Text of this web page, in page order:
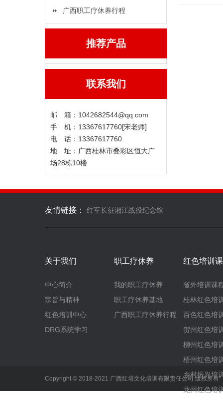
广西职工疗休养行程
推荐产品
联系我们
邮 箱：1042682544@qq.com
手 机：13367617760[宋老师]
电 话：13367617760
地 址：广西桂林市叠彩区恒大广
场28栋10楼
友情链接： 红军长征湘江战役纪念馆
关于我们
中心简介
宗旨与精神
红色培训中心
DRG系统学习
职工疗休养
我的职工疗休养
职工疗休养基地
广西职工疗休养行程
红色培训
省外培训课
桂林红色培
百色红色培
贺州红色培
柳州红色培
梧州红色培
乡村振兴培
龙州红色培
Copyright © 2018-2021 广西红培文化培训有限责任公司 版权所